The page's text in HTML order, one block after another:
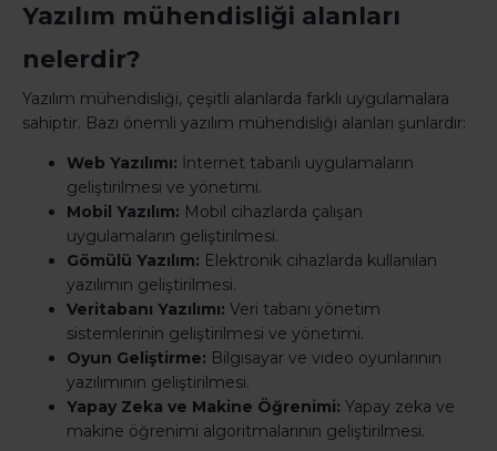
Yazılım mühendisliği alanları
nelerdir?
Yazılım mühendisliği, çeşitli alanlarda farklı uygulamalara
sahiptir. Bazı önemli yazılım mühendisliği alanları şunlardır:
Web Yazılımı: İnternet tabanlı uygulamaların
geliştirilmesi ve yönetimi.
Mobil Yazılım: Mobil cihazlarda çalışan
uygulamaların geliştirilmesi.
Gömülü Yazılım: Elektronik cihazlarda kullanılan
yazılımın geliştirilmesi.
Veritabanı Yazılımı: Veri tabanı yönetim
sistemlerinin geliştirilmesi ve yönetimi.
Oyun Geliştirme: Bilgisayar ve video oyunlarının
yazılımının geliştirilmesi.
Yapay Zeka ve Makine Öğrenimi: Yapay zeka ve
makine öğrenimi algoritmalarının geliştirilmesi.